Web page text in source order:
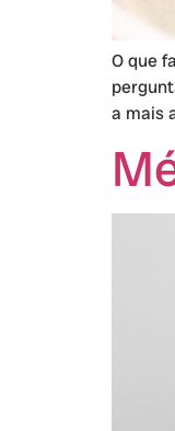
O que
a mais